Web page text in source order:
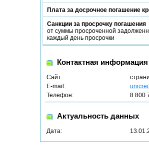
Плата за досрочное погашение
Санкции за просрочку погашения
от суммы просроченной
каждый день просрочки
Контактная информация
Сайт:
E-mail:
Телефон:
8 800
Актуальность данных
Дата: